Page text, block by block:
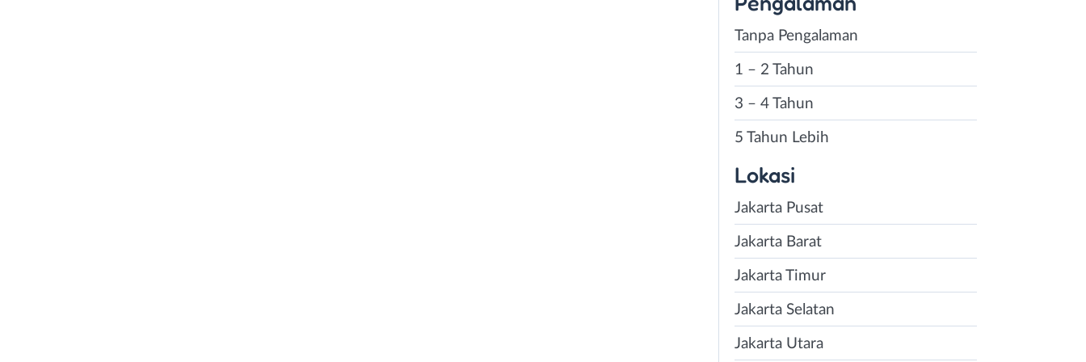
Tanpa Pengalaman
1 – 2 Tahun
3 – 4 Tahun
5 Tahun Lebih
Lokasi
Jakarta Pusat
Jakarta Barat
Jakarta Timur
Jakarta Selatan
Jakarta Utara